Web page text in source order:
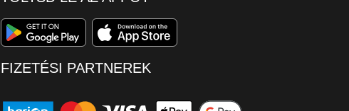
FIZETÉSI PARTNEREK